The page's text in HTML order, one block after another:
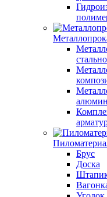
Брус
Доска